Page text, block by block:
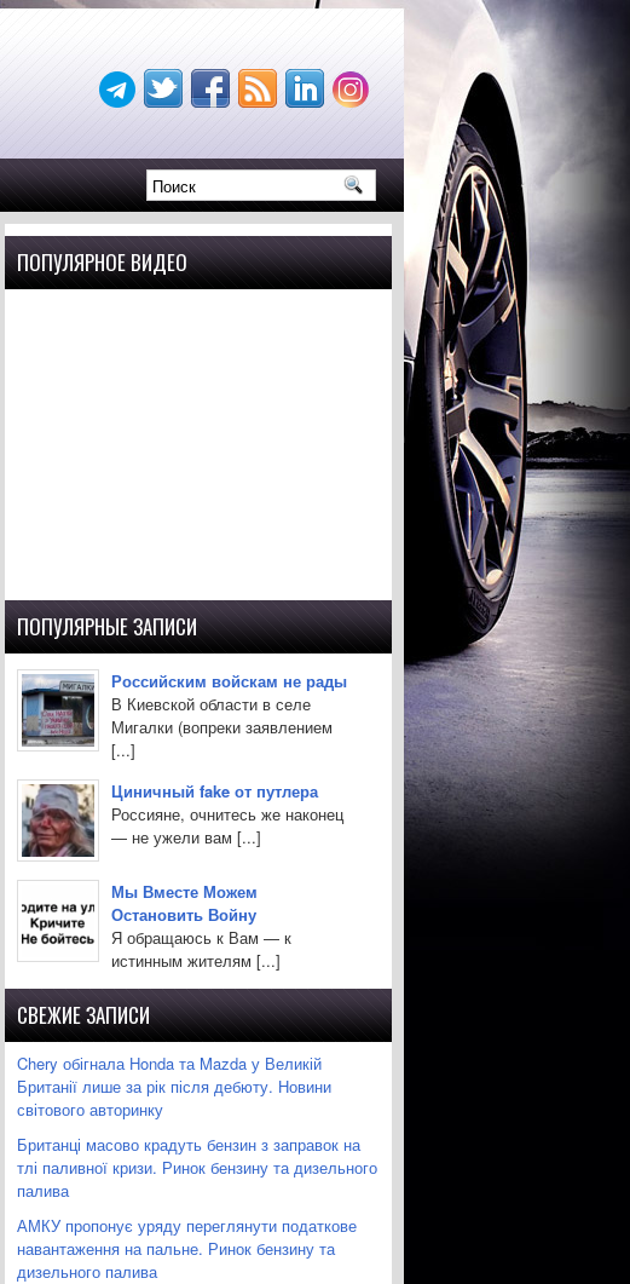
ПОПУЛЯРНОЕ ВИДЕО
ПОПУЛЯРНЫЕ ЗАПИСИ
Российским войскам не рады
В Киевской области в селе
Мигалки (вопреки заявлением
[...]
Циничный fake от путлера
Россияне, очнитесь же наконец
— не ужели вам [...]
Мы Вместе Можем
Остановить Войну
Я обращаюсь к Вам — к
истинным жителям [...]
СВЕЖИЕ ЗАПИСИ
Chery обігнала Honda та Mazda у Великій
Британії лише за рік після дебюту. Новини
світового авторинку
Британці масово крадуть бензин з заправок на
тлі паливної кризи. Ринок бензину та дизельного
палива
АМКУ пропонує уряду переглянути податкове
навантаження на пальне. Ринок бензину та
дизельного палива